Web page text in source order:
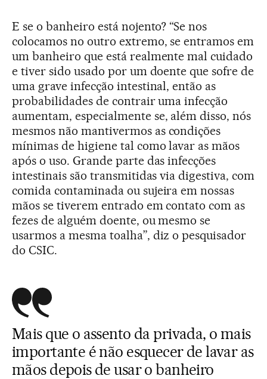
E se o banheiro está nojento? “Se nos
colocamos no outro extremo, se entramos em
um banheiro que está realmente mal cuidado
e tiver sido usado por um doente que sofre de
uma grave infecção intestinal, então as
probabilidades de contrair uma infecção
aumentam, especialmente se, além disso, nós
mesmos não mantivermos as condições
mínimas de higiene tal como lavar as mãos
após o uso. Grande parte das infecções
intestinais são transmitidas via digestiva, com
comida contaminada ou sujeira em nossas
mãos se tiverem entrado em contato com as
fezes de alguém doente, ou mesmo se
usarmos a mesma toalha”, diz o pesquisador
do CSIC.
Mais que o assento da privada, o mais
importante é não esquecer de lavar as
mãos depois de usar o banheiro